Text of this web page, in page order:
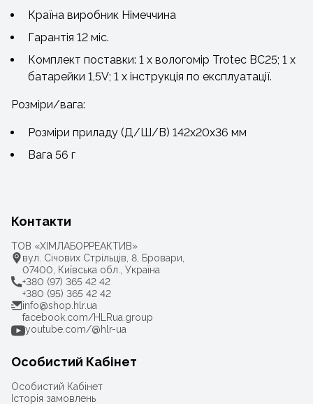
Країна виробник Німеччина
Гарантія 12 міс.
Комплект поставки: 1 х вологомір Trotec BC25; 1 х
батарейки 1,5V; 1 х інструкція по експлуатації.
Розміри/вага:
Розміри приладу (Д/Ш/В) 142х20х36 мм
Вага 56 г
Контакти
ТОВ «ХІМЛАБОРРЕАКТИВ»
вул. Січових Стрільців, 8, Бровари,
07400, Київська обл., Україна
+380 (97) 365 42 42
+380 (95) 365 42 42
info@shop.hlr.ua
facebook.com/HLRua.group
youtube.com/@hlr-ua
Особистий Кабінет
Особистий Кабінет
Історія замовлень